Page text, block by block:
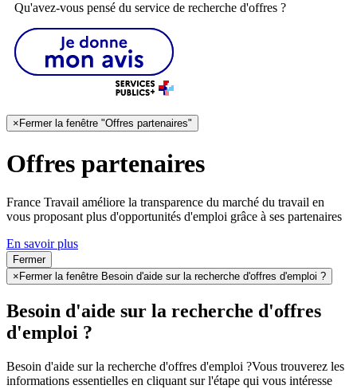
Qu'avez-vous pensé du service de recherche d'offres ?
× Fermer la fenêtre "Offres partenaires"
Offres partenaires
France Travail améliore la transparence du marché du travail en
vous proposant plus d'opportunités d'emploi grâce à ses partenaires
En savoir plus
Fermer
× Fermer la fenêtre Besoin d'aide sur la recherche d'offres d'emploi ?
Besoin d'aide sur la recherche d'offres
d'emploi ?
Besoin d'aide sur la recherche d'offres d'emploi ?Vous trouverez les
informations essentielles en cliquant sur l'étape qui vous intéresse